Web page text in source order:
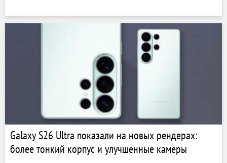
Galaxy S26 Ultra показали на новых рендерах:
более тонкий корпус и улучшенные камеры